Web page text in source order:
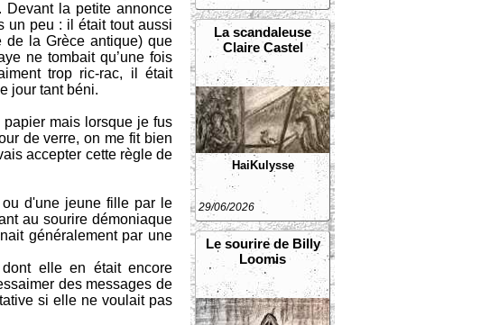
La scandaleuse
Claire Castel
HaiKulysse
29/06/2026
Le sourire de Billy
Loomis
Devant la petite annonce
un peu : il était tout aussi
la Grèce antique) que
ne tombait qu’une fois
trop ric-rac, il était
jour tant béni.
mais lorsque je fus
de verre, on me fit bien
accepter cette règle de
ou d'une jeune fille par le
au sourire démoniaque
généralement par une
elle en était encore
des messages de
si elle ne voulait pas